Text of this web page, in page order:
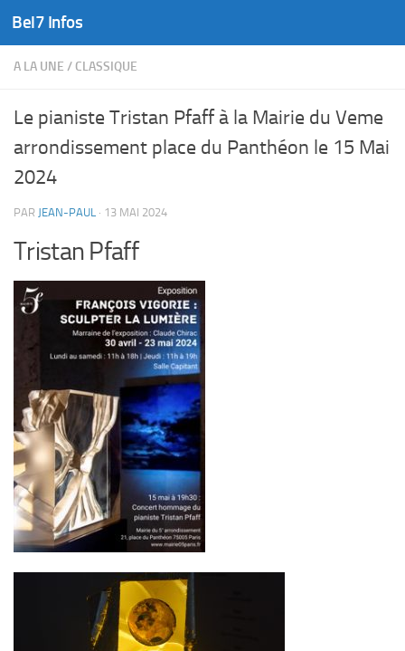
Skip to content
Bel7 Infos
A LA UNE / CLASSIQUE
Le pianiste Tristan Pfaff à la Mairie du Veme
arrondissement place du Panthéon le 15 Mai
2024
PAR JEAN-PAUL · 13 MAI 2024
Tristan Pfaff